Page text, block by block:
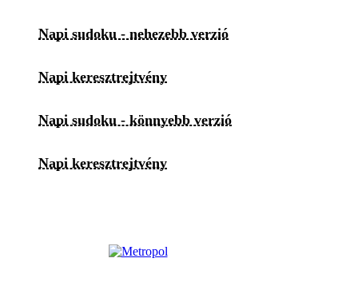
Napi sudoku - nehezebb verzió
Napi keresztrejtvény
Napi sudoku - könnyebb verzió
Napi keresztrejtvény